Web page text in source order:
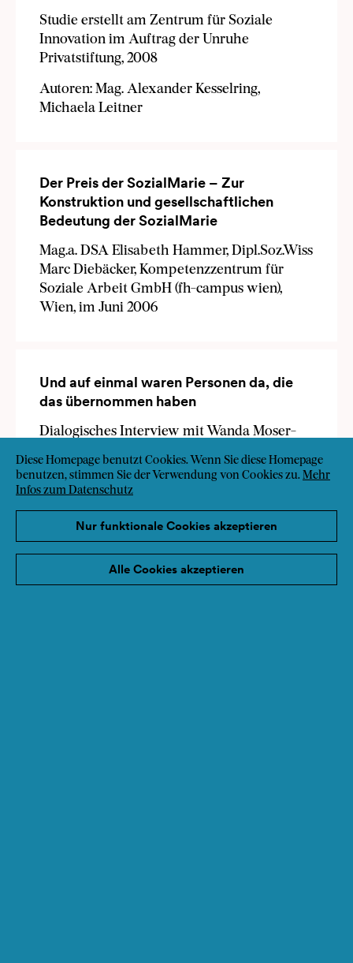
Diese Homepage benutzt Cookies. Wenn Sie diese Homepage
benutzen, stimmen Sie der Verwendung von Cookies zu. Mehr
Infos zum Datenschutz
Nur funktionale Cookies akzeptieren
Alle Cookies akzeptieren
Studie erstellt am Zentrum für Soziale
Innovation im Auftrag der Unruhe
Privatstiftung, 2008
Autoren: Mag. Alexander Kesselring,
Michaela Leitner
Der Preis der SozialMarie – Zur
Konstruktion und gesellschaftlichen
Bedeutung der SozialMarie
Mag.a. DSA Elisabeth Hammer, Dipl.Soz.Wiss
Marc Diebäcker, Kompetenzzentrum für
Soziale Arbeit GmbH (fh-campus wien),
Wien, im Juni 2006
Und auf einmal waren Personen da, die
das übernommen haben
Dialogisches Interview mit Wanda Moser-
Heindl und Friedrich Moser, Unruhe
Privatstiftung, 19.10.2005.
In Gerda Mehta und Erik Zika (Herausgeber):
Systemische Grenzgänge. Wirksames und
Wikendes im Zwischenmenschlichen. Verlag
Krammer, Wien 2006, ISBN-10 3-901811-20-6